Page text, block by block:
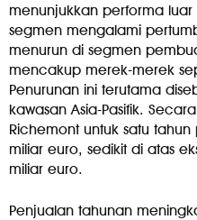
menunjukkan performa
segmen mengalami
menurun di segmen
mencakup merek-merek
Penurunan ini terutama
kawasan Asia-Pasifik.
Richemont untuk satu
miliar euro, sedikit di atas
miliar euro.
Penjualan tahunan